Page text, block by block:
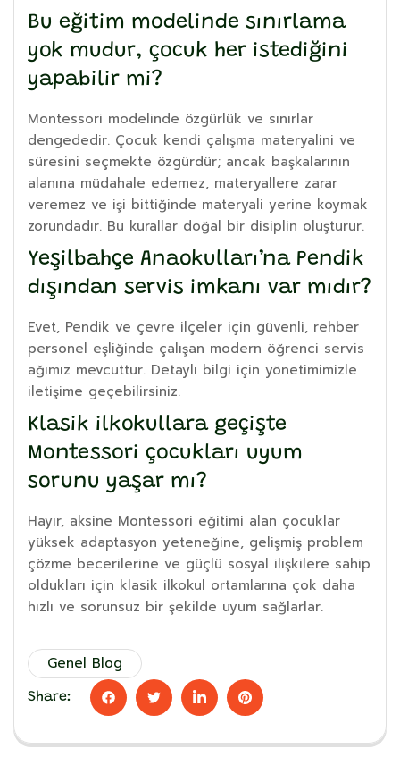
Bu eğitim modelinde sınırlama
yok mudur, çocuk her istediğini
yapabilir mi?
Montessori modelinde özgürlük ve sınırlar
dengededir. Çocuk kendi çalışma materyalini ve
süresini seçmekte özgürdür; ancak başkalarının
alanına müdahale edemez, materyallere zarar
veremez ve işi bittiğinde materyali yerine koymak
zorundadır. Bu kurallar doğal bir disiplin oluşturur.
Yeşilbahçe Anaokulları’na Pendik
dışından servis imkanı var mıdır?
Evet, Pendik ve çevre ilçeler için güvenli, rehber
personel eşliğinde çalışan modern öğrenci servis
ağımız mevcuttur. Detaylı bilgi için yönetimimizle
iletişime geçebilirsiniz.
Klasik ilkokullara geçişte
Montessori çocukları uyum
sorunu yaşar mı?
Hayır, aksine Montessori eğitimi alan çocuklar
yüksek adaptasyon yeteneğine, gelişmiş problem
çözme becerilerine ve güçlü sosyal ilişkilere sahip
oldukları için klasik ilkokul ortamlarına çok daha
hızlı ve sorunsuz bir şekilde uyum sağlarlar.
Genel Blog
Share: